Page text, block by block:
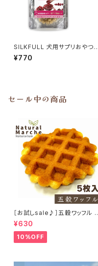
SILKFULL 犬用サプリおやつ
【皮膚被毛ケア (クランベリー)】
シルクフル
¥770
セール中の商品
［お試しsale♪］五穀ワッフル 5
枚入り
¥630
10%OFF